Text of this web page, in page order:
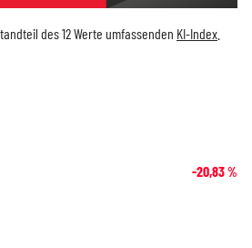
des 12 Werte umfassenden KI-Index
-20,83%